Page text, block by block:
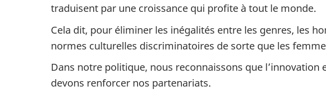
traduisent par une croissance qui profite à tout le monde.
Cela dit, pour éliminer les inégalités entre les genres, les
normes culturelles discriminatoires de sorte que les
Dans notre politique, nous reconnaissons que
devons renforcer nos partenariats.